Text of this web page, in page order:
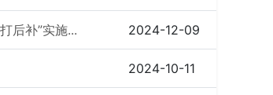
后补”实施... 2024-12-09
2024-10-11